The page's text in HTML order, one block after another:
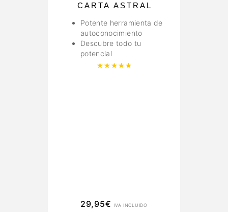
CARTA ASTRAL
Potente herramienta de
autoconocimiento
Descubre todo tu
potencial
Valorado con
29,95€ IVA INCLUIDO